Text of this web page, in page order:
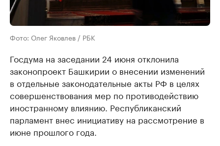
Фото: Олег Яковлев / РБК
Госдума на заседании 24 июня отклонила
законопроект Башкирии о внесении изменений
в отдельные законодательные акты РФ в целях
совершенствования мер по противодействию
иностранному влиянию. Республиканский
парламент внес инициативу на рассмотрение в
июне прошлого года.